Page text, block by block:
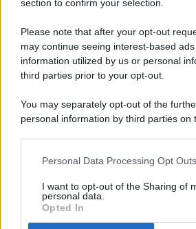
section to confirm your selection.
Please note that after your opt-out
may continue seeing interest-based
information utilized by us or personal
third parties prior to your opt-out.
You may separately opt-out of the
personal information by third parties on
This information may also be disclosed
disclose it to other third parties.
Personal Data Processing Opt Outs
I want to opt-out of the Sharing of
personal data.
Opted In
Registrata Al Tribunale Di Nocera
ISCRIZIONE AL ROC N. 35792 –
(ASSOCIAZIONE NAZIONALE
PREFERENZE